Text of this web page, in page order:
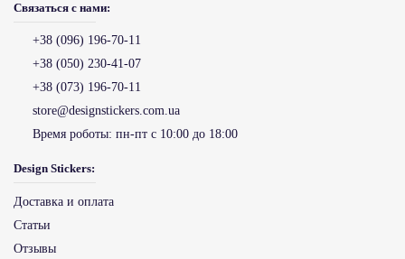
Связаться с нами:
+38 (096) 196-70-11
+38 (050) 230-41-07
+38 (073) 196-70-11
store@designstickers.com.ua
Время роботы: пн-пт с 10:00 до 18:00
Design Stickers:
Доставка и оплата
Статьи
Отзывы